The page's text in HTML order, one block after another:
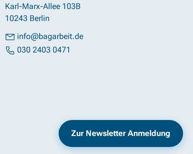
Karl-Marx-Allee 103B
10243 Berlin
info@bagarbeit.de
030 2403 0471
Impressum Datenschutz
Zur Newsletter Anmeldung